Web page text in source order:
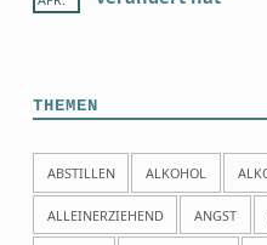
THEMEN
ABSTILLEN ALKOHOL
ALLEINERZIEHEND ANGST